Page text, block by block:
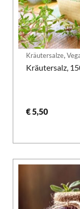
Kräutersalze,
Kräutersalz,
€5,50